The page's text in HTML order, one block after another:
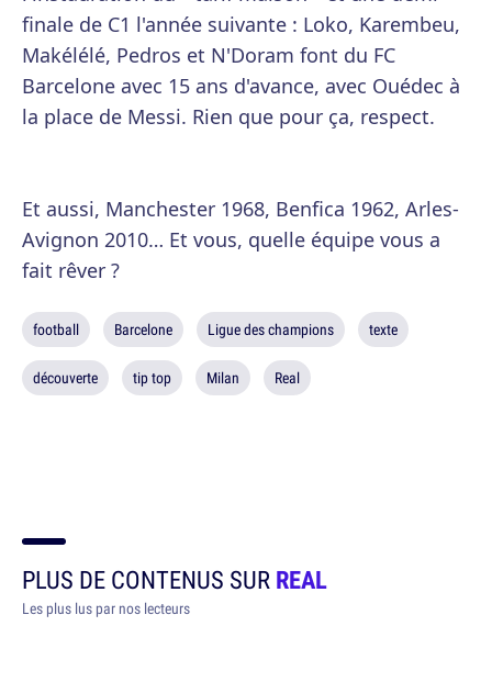
finale de C1 l'année suivante : Loko, Karembeu,
Makélélé, Pedros et N'Doram font du FC
Barcelone avec 15 ans d'avance, avec Ouédec à
la place de Messi. Rien que pour ça, respect.
Et aussi, Manchester 1968, Benfica 1962, Arles-
Avignon 2010… Et vous, quelle équipe vous a
fait rêver ?
football Barcelone Ligue des champions texte
découverte tip top Milan Real
PLUS DE CONTENUS SURREAL
Les plus lus par nos lecteurs